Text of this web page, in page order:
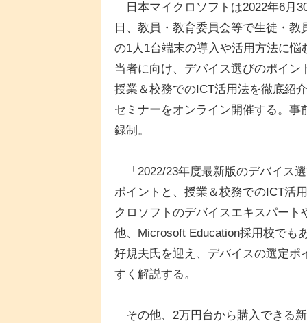
日本マイクロソフトは2022年6月
日、教員・教育委員会等で生徒・教
の1人1台端末の導入や活用方法に悩
当者に向け、デバイス選びのポイン
授業＆校務でのICT活用法を徹底紹
セミナーをオンライン開催する。事
録制。
「2022/23年度最新版のデバイス
ポイントと、授業＆校務でのICT活
クロソフトのデバイスエキスパー
他、Microsoft Education採用校でも
好規夫氏を迎え、デバイスの選定ポ
すく解説する。
その他、2万円台から購入できる